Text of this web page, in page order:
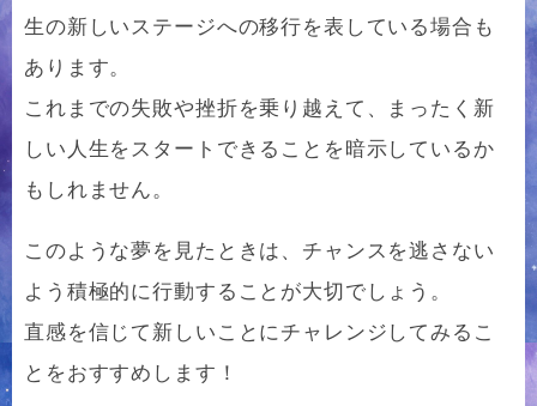
生の新しいステージへの移行を表している場合も
あります。
これまでの失敗や挫折を乗り越えて、まったく新
しい人生をスタートできることを暗示しているか
もしれません。
このような夢を見たときは、チャンスを逃さない
よう積極的に行動することが大切でしょう。
直感を信じて新しいことにチャレンジしてみるこ
とをおすすめします！